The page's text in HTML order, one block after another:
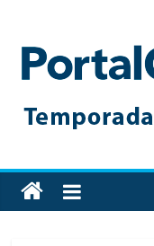
content
Toda
la